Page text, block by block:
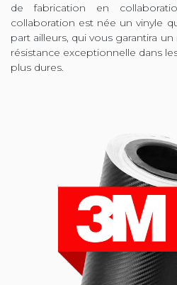
de fabrication en
collaboration est née un vinyle
part ailleurs, qui vous garantira
résistance exceptionnelle dans
plus dures.